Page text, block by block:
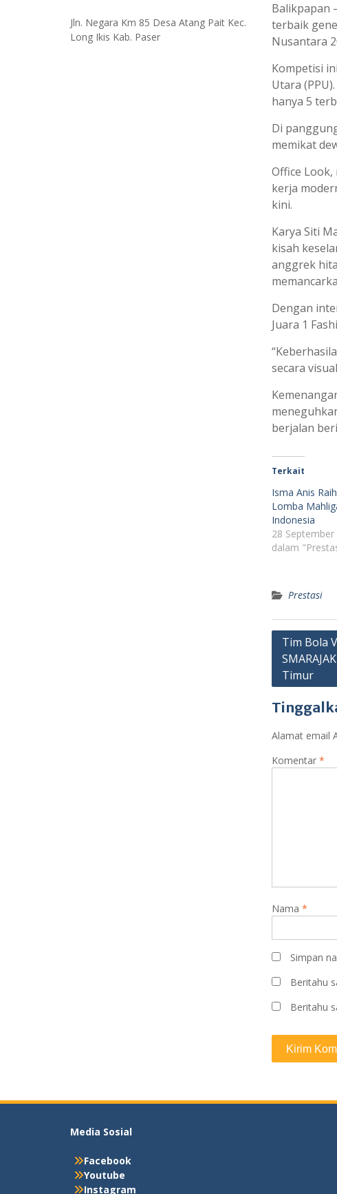
Balikpapan
terbaik
Nusantara
Kompetisi
Utara
hanya 5
Di
memikat
Office
kerja
kini.
Karya Siti
kisah
anggrek
Dengan
Juara 1
secara
berjalan
Terkait
Isma Anis
Lomba
Indonesia
28 September
dalam
Prestasi
Navigasi
pos
Tim Bola
Timur
Alamat email
Komentar *
Nama *
Simpan
Beritahu
Beritahu
Jln. Negara Km 85 Desa Atang Pait Kec.
Long Ikis Kab. Paser
Media Sosial
Facebook
Youtube
Instagram